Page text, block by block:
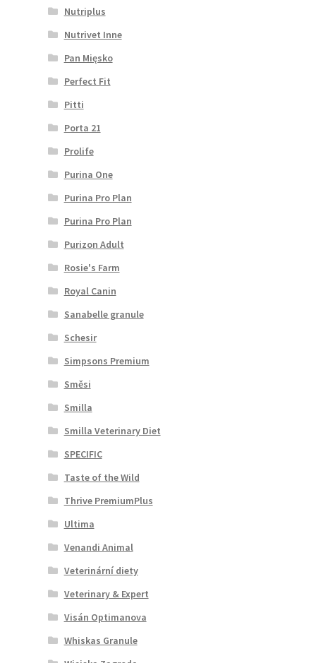
Nutriplus
Nutrivet Inne
Pan Mięsko
Perfect Fit
Pitti
Porta 21
Prolife
Purina One
Purina Pro Plan
Purina Pro Plan
Purizon Adult
Rosie's Farm
Royal Canin
Sanabelle granule
Schesir
Simpsons Premium
Směsi
Smilla
Smilla Veterinary Diet
SPECIFIC
Taste of the Wild
Thrive PremiumPlus
Ultima
Venandi Animal
Veterinární diety
Veterinary & Expert
Visán Optimanova
Whiskas Granule